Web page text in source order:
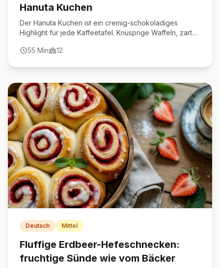
Hanuta Kuchen
Der Hanuta Kuchen ist ein cremig-schokoladiges
Highlight für jede Kaffeetafel. Knusprige Waffeln, zarte
Sahne-Schicht machen diesen Kuchen unwiderstehlich.
55 Min 12
Deutsch Mittel
Fluffige Erdbeer-Hefeschnecken:
fruchtige Sünde wie vom Bäcker